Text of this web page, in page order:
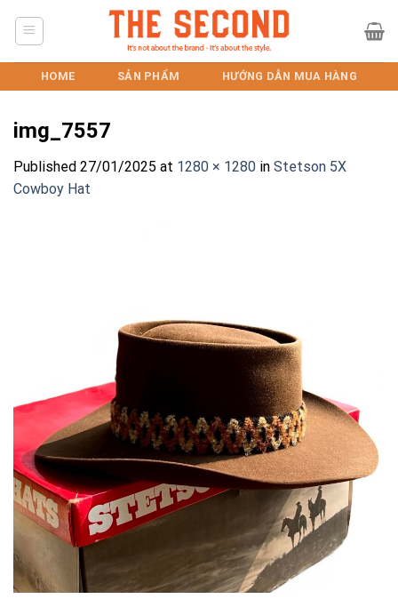
HOME SẢN PHẨM HƯỚNG DẪN MUA HÀNG
img_7557
Published 27/01/2025 at 1280 × 1280 in Stetson 5X
Cowboy Hat